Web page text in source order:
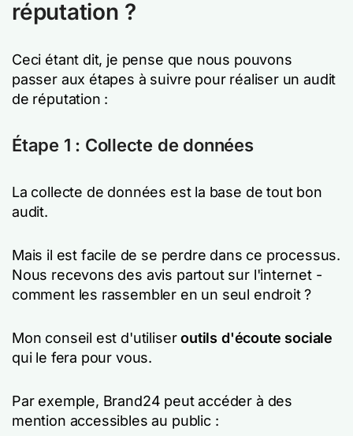
réputation ?
Ceci étant dit, je pense que nous pouvons
passer aux étapes à suivre pour réaliser un audit
de réputation :
Étape 1 : Collecte de données
La collecte de données est la base de tout bon
audit.
Mais il est facile de se perdre dans ce processus.
Nous recevons des avis partout sur l'internet -
comment les rassembler en un seul endroit ?
Mon conseil est d'utiliseroutils d'écoute sociale
qui le fera pour vous.
Par exemple, Brand24 peut accéder à des
mention accessibles au public :